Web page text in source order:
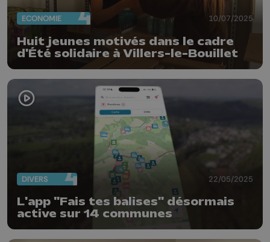
ECONOMIE 10/07/2025
Huit jeunes motivés dans le cadre
d'Été solidaire à Villers-le-Bouillet
DIVERS 22/05/2025
L'app "Fais tes balises" désormais
active sur 14 communes